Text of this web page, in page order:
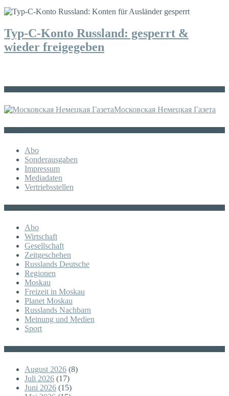
Typ-C-Konto Russland: gesperrt &
wieder freigegeben
Московская Немецкая Газета
Abo
Sonderausgaben
Impressum
Mediadaten
Vertriebsstellen
Abo
Wirtschaft
Gesellschaft
Zeitgeschehen
Russlands Deutsche
Regionen
Moskau
Freizeit in Moskau
Planet Moskau
Russlands Nachbarn
Meinung und Medien
Sport
August 2026 (8)
Juli 2026 (17)
Juni 2026 (15)